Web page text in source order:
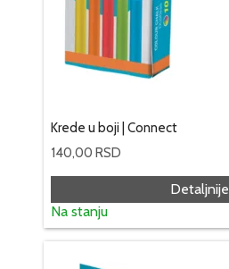
Krede u boji | Connect
140,00 RSD
Detaljnije
Na stanju